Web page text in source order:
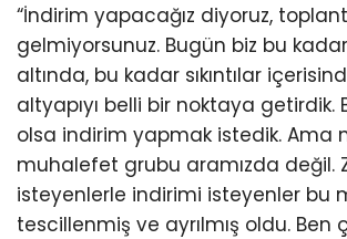
“İndirim yapacağız diyoruz,
gelmiyorsunuz. Bugün biz bu
altında, bu kadar sıkıntılar
altyapıyı belli bir noktaya getirdik.
olsa indirim yapmak istedik. Ama
muhalefet grubu aramızda değil.
isteyenlerle indirimi isteyenler bu
tescillenmiş ve ayrılmış oldu. Ben